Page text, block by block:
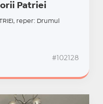
Patriei
reper: Drumul
#102128